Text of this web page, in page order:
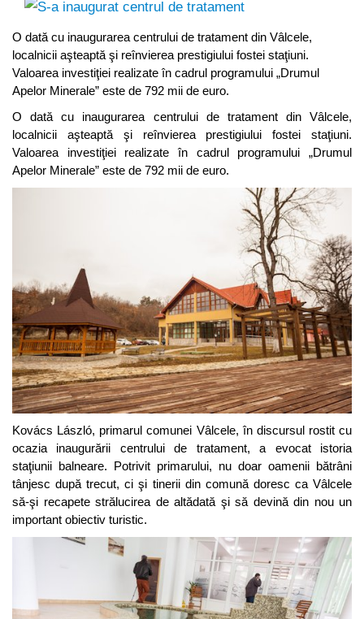
O dată cu inaugurarea centrului de tratament din Vâlcele,
localnicii aşteaptă şi reînvierea prestigiului fostei staţiuni.
Valoarea investiţiei realizate în cadrul programului „Drumul
Apelor Minerale” este de 792 mii de euro.
O dată cu inaugurarea centrului de tratament din Vâlcele,
localnicii aşteaptă şi reînvierea prestigiului fostei staţiuni.
Valoarea investiţiei realizate în cadrul programului „Drumul
Apelor Minerale” este de 792 mii de euro.
Kovács László, primarul comunei Vâlcele, în discursul rostit cu
ocazia inaugurării centrului de tratament, a evocat istoria
staţiunii balneare. Potrivit primarului, nu doar oamenii bătrâni
tânjesc după trecut, ci şi tinerii din comună doresc ca Vâlcele
să-şi recapete strălucirea de altădată şi să devină din nou un
important obiectiv turistic.